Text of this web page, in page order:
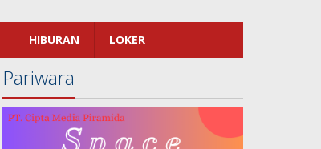
HIBURAN LOKER
Pariwara